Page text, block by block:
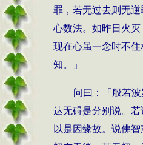
罪，若无过去则无
心数法。如昨日火
现在心虽一念时不
知。」
问曰：「般若
达无碍是分别说。
以是因缘故。说佛